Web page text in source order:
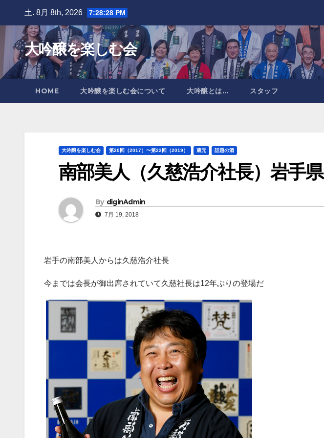
content
土. 8月 8th, 2026 7:28:29 PM
大吟醸を楽しむ会
HOME 大吟醸を楽しむ会について 大吟醸とは… スタッフ
大吟醸を楽しむ会 第20回（2017）〜第22回（2019） 蔵元 話題の酒
南部美人（久慈浩介社長）岩手県
By diginAdmin
7月 19, 2018
岩手の南部美人からは久慈浩介社長
今までは会長が御出席されていて久慈社長は12年ぶりの登場だ